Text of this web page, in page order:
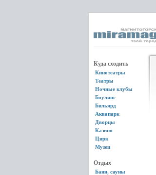
Куда сходить
Кинотеатры
Театры
Ночные клубы
Боулинг
Бильярд
Аквапарк
Дворцы
Казино
Цирк
Музеи
Отдых
Бани, сауны